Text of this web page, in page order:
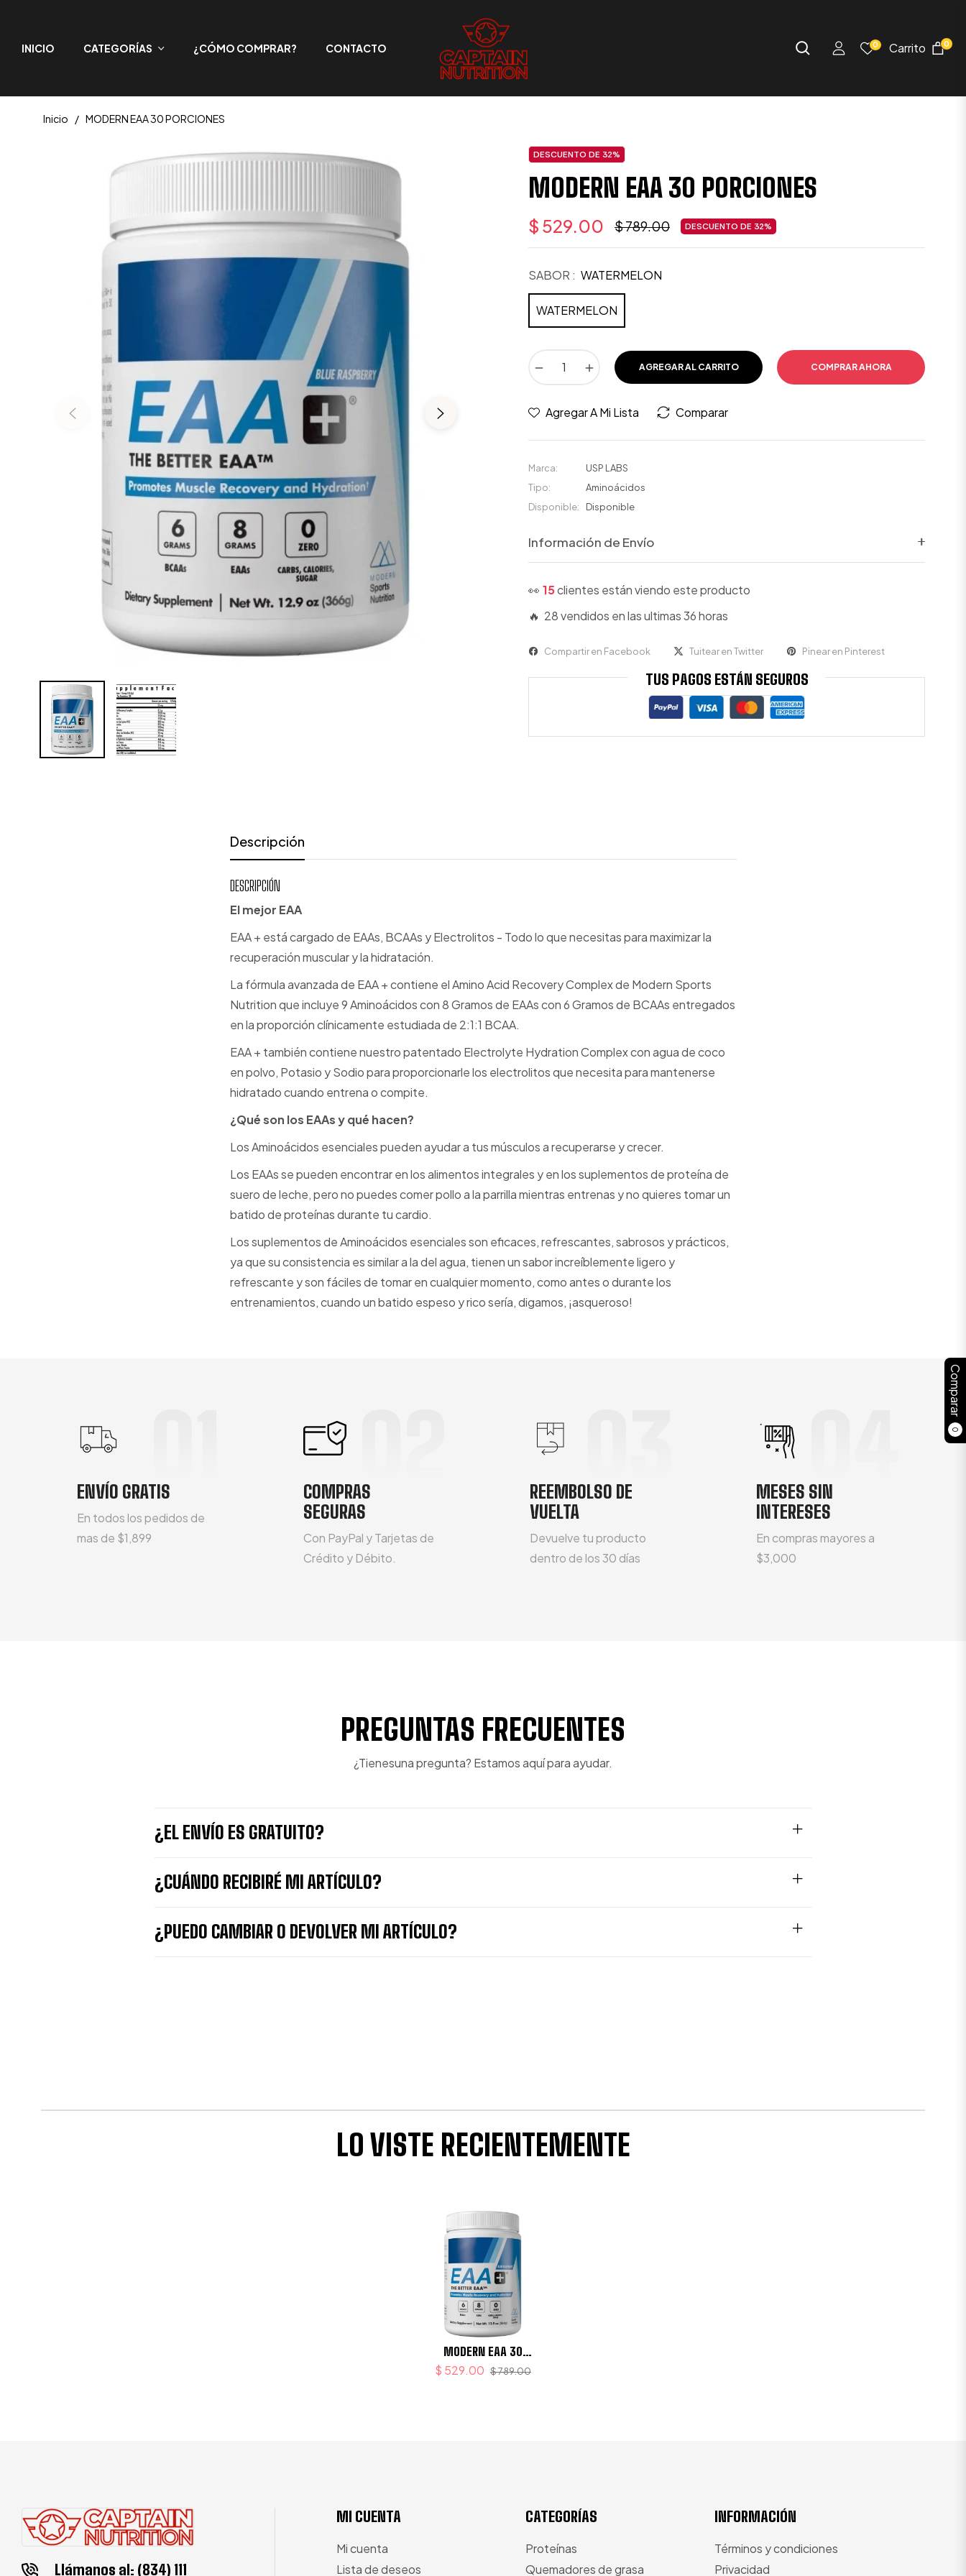
INICIO CATEGORÍAS ¿CÓMO COMPRAR? CONTACTO 0 Carrito 0
Comparar
0
Inicio / MODERN EAA 30 PORCIONES
DESCUENTO DE 32%
MODERN EAA 30 PORCIONES
$ 529.00
Precio
$ 789.00 DESCUENTO DE 32%
SABOR : WATERMELON
WATERMELON
AGREGAR AL CARRITO COMPRAR AHORA
Agregar A Mi Lista Comparar
Marca:
USP LABS
Tipo:
Aminoácidos
Disponible:
Disponible
Información de Envío
👀 15clientes están viendo este producto
🔥 28 vendidos en las ultimas 36 horas
Compartir en Facebook Tuitear en Twitter Pinear en Pinterest
TUS PAGOS ESTÁN SEGUROS
Descripción
DESCRIPCIÓN
El mejor EAA
EAA + está cargado de EAAs, BCAAs y Electrolitos - Todo lo que necesitas para maximizar la
recuperación muscular y la hidratación.
La fórmula avanzada de EAA + contiene el Amino Acid Recovery Complex de Modern Sports
Nutrition que incluye 9 Aminoácidos con 8 Gramos de EAAs con 6 Gramos de BCAAs entregados
en la proporción clínicamente estudiada de 2:1:1 BCAA.
EAA + también contiene nuestro patentado Electrolyte Hydration Complex con agua de coco
en polvo, Potasio y Sodio para proporcionarle los electrolitos que necesita para mantenerse
hidratado cuando entrena o compite.
¿Qué son los EAAs y qué hacen?
Los Aminoácidos esenciales pueden ayudar a tus músculos a recuperarse y crecer.
Los EAAs se pueden encontrar en los alimentos integrales y en los suplementos de proteína de
suero de leche, pero no puedes comer pollo a la parrilla mientras entrenas y no quieres tomar un
batido de proteínas durante tu cardio.
Los suplementos de Aminoácidos esenciales son eficaces, refrescantes, sabrosos y prácticos,
ya que su consistencia es similar a la del agua, tienen un sabor increíblemente ligero y
refrescante y son fáciles de tomar en cualquier momento, como antes o durante los
entrenamientos, cuando un batido espeso y rico sería, digamos, ¡asqueroso!
ENVÍO GRATIS
En todos los pedidos de
mas de $1,899
COMPRAS
SEGURAS
Con PayPal y Tarjetas de
Crédito y Débito.
REEMBOLSO DE
VUELTA
Devuelve tu producto
dentro de los 30 días
MESES SIN
INTERESES
En compras mayores a
$3,000
PREGUNTAS FRECUENTES
¿Tienesuna pregunta? Estamos aquí para ayudar.
¿EL ENVÍO ES GRATUITO?
¿CUÁNDO RECIBIRÉ MI ARTÍCULO?
¿PUEDO CAMBIAR O DEVOLVER MI ARTÍCULO?
LO VISTE RECIENTEMENTE
MODERN EAA 30
PORCIONES
$ 529.00 $ 789.00
Llámanos al: (834) 111
MI CUENTA
Mi cuenta
Lista de deseos
CATEGORÍAS
Proteínas
Quemadores de grasa
INFORMACIÓN
Términos y condiciones
Privacidad